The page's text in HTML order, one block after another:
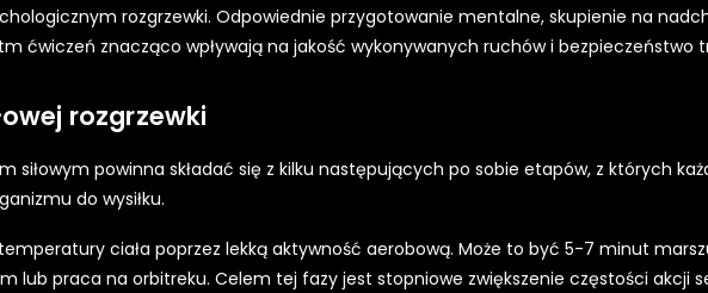
rozgrzewki. Odpowiednie przygotowanie mentalne, skupienie na
ćwiczeń znacząco wpływają na jakość wykonywanych ruchów i bezpieczeństwo
rozgrzewki
siłowym powinna składać się z kilku następujących po sobie etapów, z których
do wysiłku.
ciała poprzez lekką aktywność aerobową. Może to być 5-7 minut
lub praca na orbitreku. Celem tej fazy jest stopniowe zwiększenie częstości akcji